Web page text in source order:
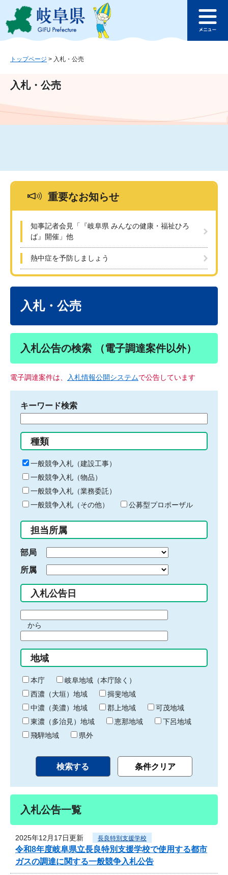
ジ
ュ
文
このページの本文へ
ュ
トップページ > 入札・公売
入札・公売
重要なお知らせ
知事記者会見「『岐阜県 みんなの健康・福祉ひろ
ば』開催」他
熱中症を予防しましょう
入札・公売
入札公告の検索 （電子調達案件以外）
電子調達案件は、 入札情報公開システムで公告しています
キーワード検索
る
キ
ー
ワ
ー
ド
入
力
種類
一般競争入札（建設工事）
一般競争入札（物品）
一般競争入札（業務委託）
一般競争入札（その他）
公募型プロポーザル
担当所属
部局
所属
入札公告日
間
始
り
から
間
終
わ
り
地域
本庁
岐阜地域（本庁除く）
西濃（大垣）地域
揖斐地域
中濃（美濃）地域
郡上地域
可茂地域
東濃（多治見）地域
恵那地域
下呂地域
飛騨地域
県外
入札公告一覧
2025年12月17日更新 長良特別支援学校
令和8年度岐阜県立長良特別支援学校で使用する都市
ガスの調達に関する一般競争入札公告